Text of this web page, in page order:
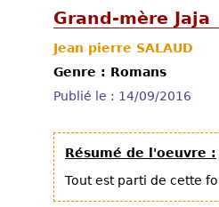
Grand-mère Jaja
Jean pierre SALAUD
Genre : Romans
Publié le : 14/09/2016
Résumé de l'oeuvre :
Tout est parti de cette